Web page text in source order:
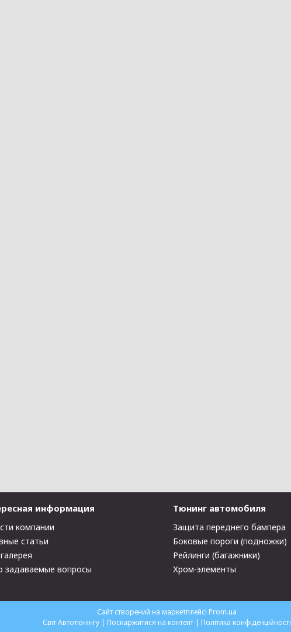
информация
компании
статьи
задаваемые вопросы
Тюнинг автомобиля
Защита переднего бампера
Боковые пороги (подножки)
Рейлинги (багажники)
Хром-элементы
Сайт створений на маркетплейсі Prom.ua
Світ Автотюнінгу | Поскаржитися на контент | Політика конфіденційності